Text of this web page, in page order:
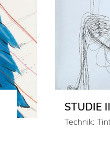
STUDIE
Technik: